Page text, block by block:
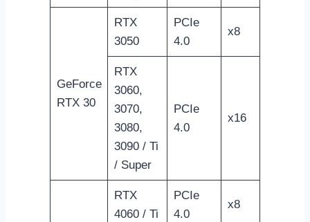
GeForce
RTX 30
RTX
3050
PCIe
4.0
x8
RTX
3060,
3070,
3080,
3090 / Ti
/ Super
PCIe
4.0
x16
RTX
4060 / Ti
PCIe
4.0
x8